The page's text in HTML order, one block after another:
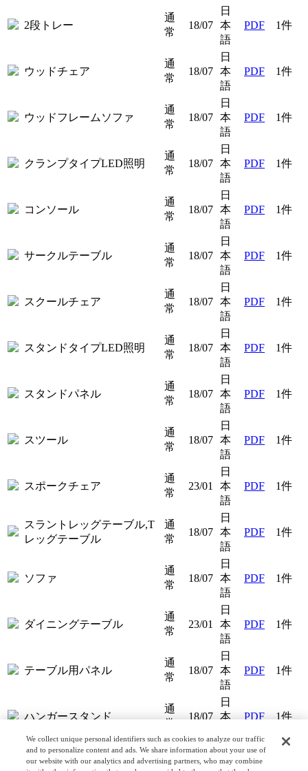
2段トレー
通
常
18/07
日
本
語
PDF 1件
ウッドチェア
通
常
18/07
日
本
語
PDF 1件
ウッドフレームソファ
通
常
18/07
日
本
語
PDF 1件
クランプタイプLED照明
通
常
18/07
日
本
語
PDF 1件
コンソール
通
常
18/07
日
本
語
PDF 1件
サークルテーブル
通
常
18/07
日
本
語
PDF 1件
スクールチェア
通
常
18/07
日
本
語
PDF 1件
スタンドタイプLED照明
通
常
18/07
日
本
語
PDF 1件
スタンドパネル
通
常
18/07
日
本
語
PDF 1件
スツール
通
常
18/07
日
本
語
PDF 1件
スポークチェア
通
常
23/01
日
本
語
PDF 1件
スラントレッグテーブル,T
レッグテーブル
通
常
18/07
日
本
語
PDF 1件
ソファ
通
常
18/07
日
本
語
PDF 1件
ダイニングテーブル
通
常
23/01
日
本
語
PDF 1件
テーブル用パネル
通
常
18/07
日
本
語
PDF 1件
ハンガースタンド
通
常
18/07
日
本
PDF 1件
ベンチ
通
18/07
日
本
PDF
We collect unique personal identifiers such as cookies to analyze our traffic
and to personalize content and ads. We share information about your use of
our website with our analytics and advertising partners, who may combine